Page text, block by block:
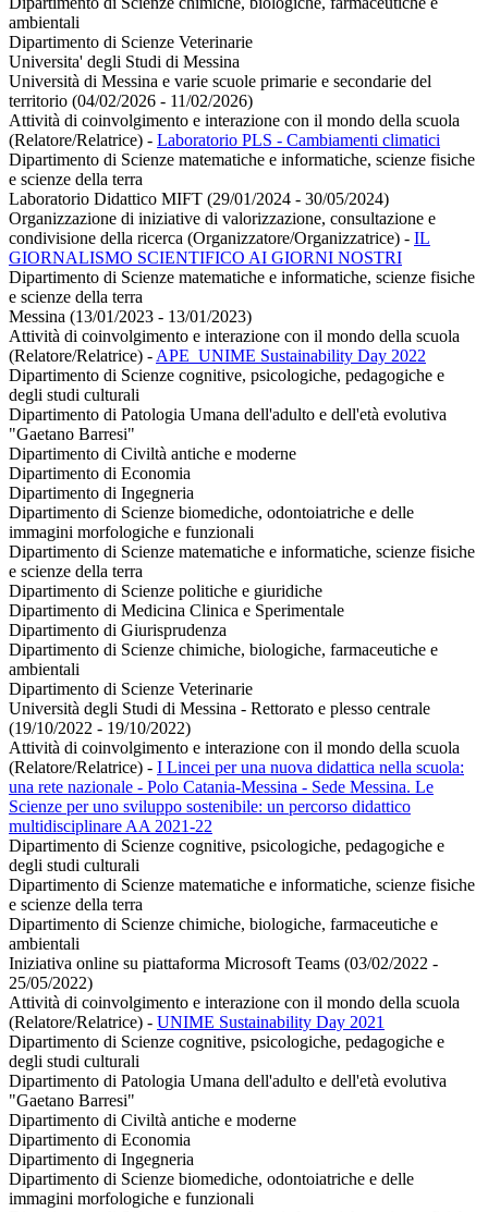
ambientali
Dipartimento di Scienze Veterinarie
Universita' degli Studi di Messina
Università di Messina e varie scuole primarie e secondarie del
territorio (04/02/2026 - 11/02/2026)
Attività di coinvolgimento e interazione con il mondo della scuola
(Relatore/Relatrice) - Laboratorio PLS - Cambiamenti climatici
Dipartimento di Scienze matematiche e informatiche, scienze fisiche
e scienze della terra
Laboratorio Didattico MIFT (29/01/2024 - 30/05/2024)
Organizzazione di iniziative di valorizzazione, consultazione e
condivisione della ricerca (Organizzatore/Organizzatrice) - IL
GIORNALISMO SCIENTIFICO AI GIORNI NOSTRI
Dipartimento di Scienze matematiche e informatiche, scienze fisiche
e scienze della terra
Messina (13/01/2023 - 13/01/2023)
Attività di coinvolgimento e interazione con il mondo della scuola
(Relatore/Relatrice) - APE_UNIME Sustainability Day 2022
Dipartimento di Scienze cognitive, psicologiche, pedagogiche e
degli studi culturali
Dipartimento di Patologia Umana dell'adulto e dell'età evolutiva
"Gaetano Barresi"
Dipartimento di Civiltà antiche e moderne
Dipartimento di Economia
Dipartimento di Ingegneria
Dipartimento di Scienze biomediche, odontoiatriche e delle
immagini morfologiche e funzionali
Dipartimento di Scienze matematiche e informatiche, scienze fisiche
e scienze della terra
Dipartimento di Scienze politiche e giuridiche
Dipartimento di Medicina Clinica e Sperimentale
Dipartimento di Giurisprudenza
Dipartimento di Scienze chimiche, biologiche, farmaceutiche e
ambientali
Dipartimento di Scienze Veterinarie
Università degli Studi di Messina - Rettorato e plesso centrale
(19/10/2022 - 19/10/2022)
Attività di coinvolgimento e interazione con il mondo della scuola
(Relatore/Relatrice) - I Lincei per una nuova didattica nella scuola:
una rete nazionale - Polo Catania-Messina - Sede Messina. Le
Scienze per uno sviluppo sostenibile: un percorso didattico
multidisciplinare AA 2021-22
Dipartimento di Scienze cognitive, psicologiche, pedagogiche e
degli studi culturali
Dipartimento di Scienze matematiche e informatiche, scienze fisiche
e scienze della terra
Dipartimento di Scienze chimiche, biologiche, farmaceutiche e
ambientali
Iniziativa online su piattaforma Microsoft Teams (03/02/2022 -
25/05/2022)
Attività di coinvolgimento e interazione con il mondo della scuola
(Relatore/Relatrice) - UNIME Sustainability Day 2021
Dipartimento di Scienze cognitive, psicologiche, pedagogiche e
degli studi culturali
Dipartimento di Patologia Umana dell'adulto e dell'età evolutiva
"Gaetano Barresi"
Dipartimento di Civiltà antiche e moderne
Dipartimento di Economia
Dipartimento di Ingegneria
Dipartimento di Scienze biomediche, odontoiatriche e delle
immagini morfologiche e funzionali